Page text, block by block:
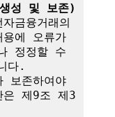
성 및 보존)
금융거래의
에 오류가
정정할 수
다.
존하여야
은 제9조 제3